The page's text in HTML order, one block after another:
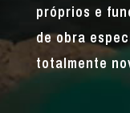
próprios e
de obra
totalmente